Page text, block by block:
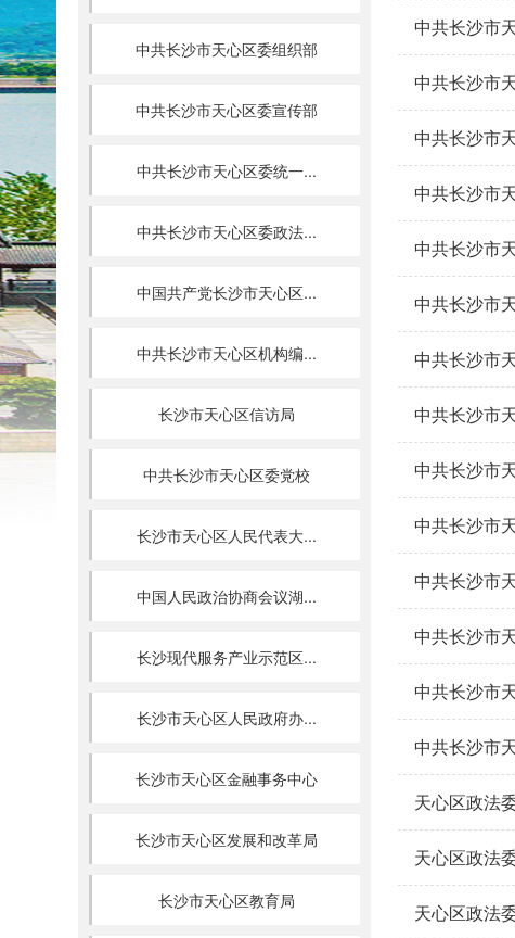
中共长沙市天心区委组织部
中共长沙市天心区委宣传部
中共长沙市天心区委统一...
中共长沙市天心区委政法...
中国共产党长沙市天心区...
中共长沙市天心区机构编...
长沙市天心区信访局
中共长沙市天心区委党校
长沙市天心区人民代表大...
中国人民政治协商会议湖...
长沙现代服务产业示范区...
长沙市天心区人民政府办...
长沙市天心区金融事务中心
长沙市天心区发展和改革局
长沙市天心区教育局
中共长沙市
中共长沙市
中共长沙市
中共长沙市
中共长沙市
中共长沙市
中共长沙市
中共长沙市
中共长沙市
中共长沙市
中共长沙市
中共长沙市
中共长沙市
中共长沙市
天心区政法
天心区政法
天心区政法